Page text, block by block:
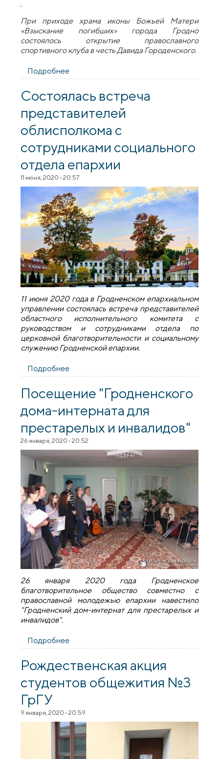
При приходе храма иконы Божьей Матери
«Взыскание погибших» города Гродно
состоялось открытие православного
спортивного клуба в честь Давида Городенского.
Подробнее
спортивный клуб в честь Давида
Состоялась встреча
представителей
облисполкома с
сотрудниками социального
отдела епархии
11 июня, 2020 - 20:57
11 июня 2020 года в Гродненском епархиальном
управлении состоялась встреча представителей
областного исполнительного комитета с
руководством и сотрудниками отдела по
церковной благотворительности и социальному
служению Гродненской епархии.
Подробнее
облисполкома с сотрудниками
социального отдела епархии
Посещение "Гродненского
дома-интерната для
престарелых и инвалидов"
26 января, 2020 - 20:52
26 января 2020 года Гродненское
благотворительное общество совместно с
православной молодежью епархии навестило
"Гродненский дом-интернат для престарелых и
инвалидов".
Подробнее
интерната для престарелых и инвалидов"
Рождественская акция
студентов общежития №3
ГрГУ
9 января, 2020 - 20:59